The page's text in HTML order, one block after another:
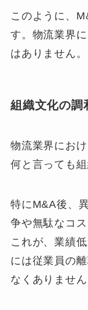
このように、
す。物流業界
はありません。
組織文化の調
物流業界にお
何と言っても
特にM&A後、
争や無駄なコ
これが、業績
には従業員の
なくありません